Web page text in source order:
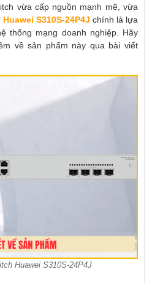
vừa cấp nguồn mạnh mẽ, vừa
Huawei S310S-24P4J chính là lựa
thống mạng doanh nghiệp. Hãy
về sản phẩm này qua bài viết
Huawei S310S-24P4J